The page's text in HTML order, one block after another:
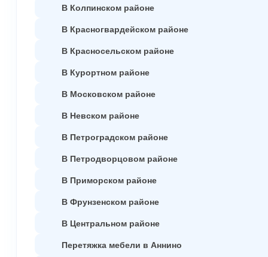
В Колпинском районе
В Красногвардейском районе
В Красносельском районе
В Курортном районе
В Московском районе
В Невском районе
В Петроградском районе
В Петродворцовом районе
В Приморском районе
В Фрунзенском районе
В Центральном районе
Перетяжка мебели в Аннино